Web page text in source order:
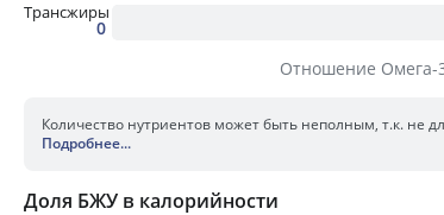
Трансжиры
0
Отношение Омега-
Количество нутриентов может быть неполным, т.к. не
Подробнее...
Доля БЖУ в калорийности